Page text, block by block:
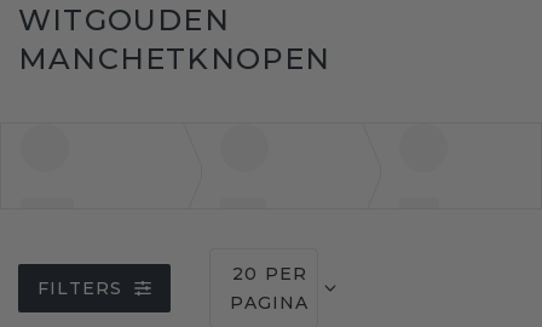
WITGOUDEN
MANCHETKNOPEN
FILTERS
20 PER
PAGINA